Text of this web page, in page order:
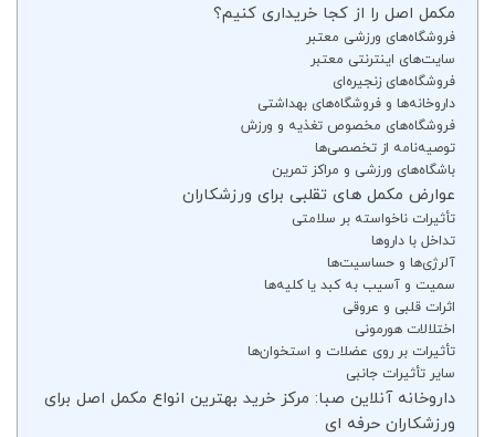
مکمل اصل را از کجا خریداری کنیم؟
فروشگاه‌های ورزشی معتبر
سایت‌های اینترنتی معتبر
فروشگاه‌های زنجیره‌ای
داروخانه‌ها و فروشگاه‌های بهداشتی
فروشگاه‌های مخصوص تغذیه و ورزش
توصیه‌نامه از تخصصی‌ها
باشگاه‌های ورزشی و مراکز تمرین
عوارض مکمل های تقلبی برای ورزشکاران
تأثیرات ناخواسته بر سلامتی
تداخل با داروها
آلرژی‌ها و حساسیت‌ها
سمیت و آسیب به کبد یا کلیه‌ها
اثرات قلبی و عروقی
اختلالات هورمونی
تأثیرات بر روی عضلات و استخوان‌ها
سایر تأثیرات جانبی
داروخانه آنلاین صبا: مرکز خرید بهترین انواع مکمل اصل برای
ورزشکاران حرفه ای